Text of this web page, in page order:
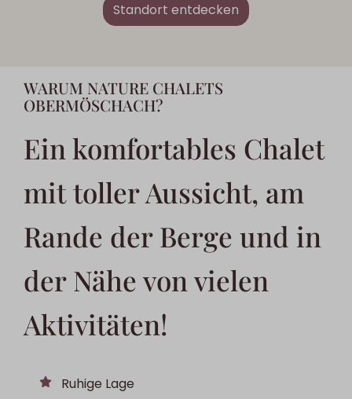
Standort entdecken
WARUM NATURE CHALETS
OBERMÖSCHACH?
Ein komfortables Chalet
mit toller Aussicht, am
Rande der Berge und in
der Nähe von vielen
Aktivitäten!
Ruhige Lage